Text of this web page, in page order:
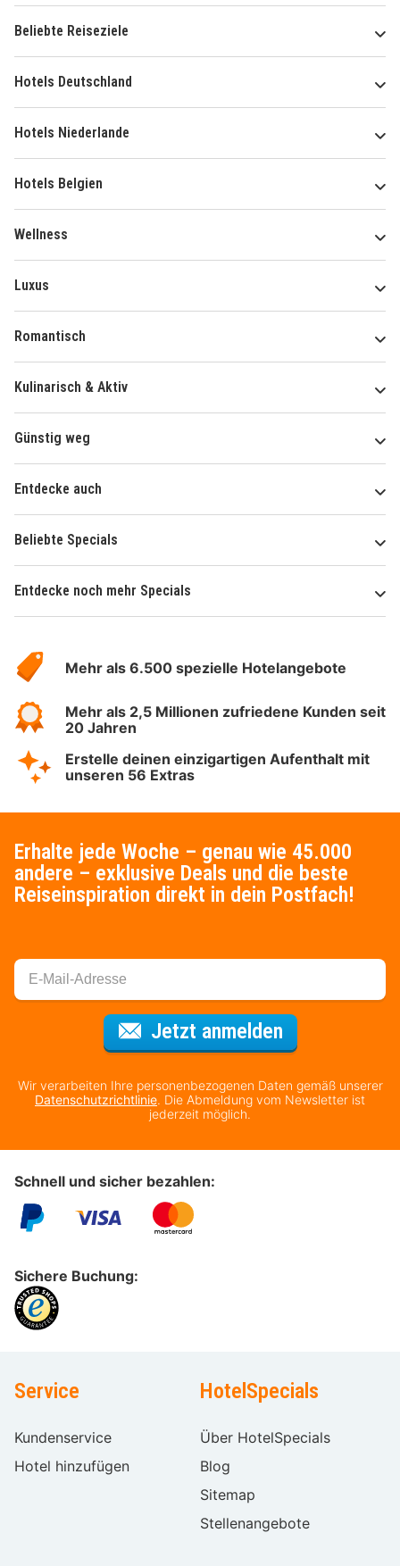
Beliebte Reiseziele
Hotels Deutschland
Hotels Niederlande
Hotels Belgien
Wellness
Luxus
Romantisch
Kulinarisch & Aktiv
Günstig weg
Entdecke auch
Beliebte Specials
Entdecke noch mehr Specials
Hotelspecials
Mehr als 6.500 spezielle Hotelangebote
Mehr als 2,5 Millionen zufriedene Kunden seit
20 Jahren
Erstelle deinen einzigartigen Aufenthalt mit
unseren 56 Extras
Erhalte jede Woche – genau wie 45.000
andere – exklusive Deals und die beste
Reiseinspiration direkt in dein Postfach!
Jetzt anmeldenFür den
Wir verarbeiten Ihre personenbezogenen Daten gemäß unserer
Datenschutzrichtlinie. Die Abmeldung vom Newsletter ist
jederzeit möglich.
Schnell und sicher bezahlen:
Sichere Buchung:
Service
Kundenservice
Hotel hinzufügen
HotelSpecials
Über HotelSpecials
Blog
Sitemap
Stellenangebote